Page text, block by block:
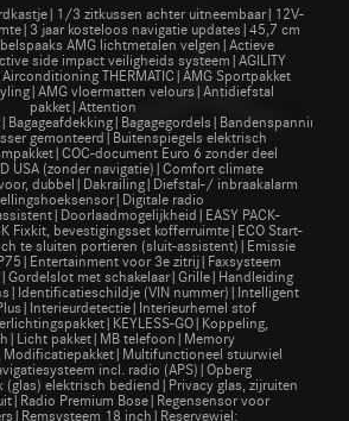
3 zitkussen achter uitneembaar|12V-
jaar kosteloos navigatie updates|45,7 cm
AMG lichtmetalen velgen|Actieve
side impact veiligheids systeem|AGILITY
THERMATIC|AMG Sportpakket
vloermatten velours|Antidiefstal
pakket|Attention
gemonteerd|Buitenspiegels elektrisch
document Euro 6 zonder deel
USA (zonder navigatie)|Comfort climate
dubbel|Dakrailing|Diefstal-/ inbraakalarm
radio
PACK-
Fixkit, bevestigingsset kofferruimte|ECO Start-
te sluiten portieren (sluit-assistent)|Emissie
voor 3e zitrij|Faxsysteem
met schakelaar|Grille|Handleiding
(VIN nummer)|Intelligent
stof
GO|Koppeling,
pakket|MB telefoon|Memory
stuurwiel
incl. radio (APS)|Opberg
(glas) elektrisch bediend|Privacy glas, zijruiten
Premium Bose|Regensensor voor
18 inch|Reservewiel: